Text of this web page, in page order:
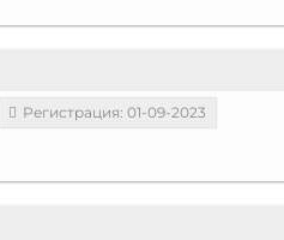
Регистрация: 01-09-2023